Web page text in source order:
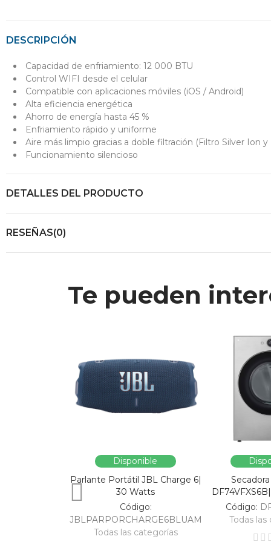
DESCRIPCIÓN
Capacidad de enfriamiento: 12 000 BTU
Control WIFI desde el celular
Compatible con aplicaciones móviles (iOS / Android)
Alta eficiencia energética
Ahorro de energía hasta 45 %
Enfriamiento rápido y uniforme
Aire más limpio gracias a doble filtración (Filtro Silver Ion
Funcionamiento silencioso
DETALLES DEL PRODUCTO
RESEÑAS(0)
Te pueden
Disponible
Parlante Portátil JBL Charge 6|
30 Watts
Código:
JBLPARPORCHARGE6BLUAM
Todas las categorías
Código:
Todas